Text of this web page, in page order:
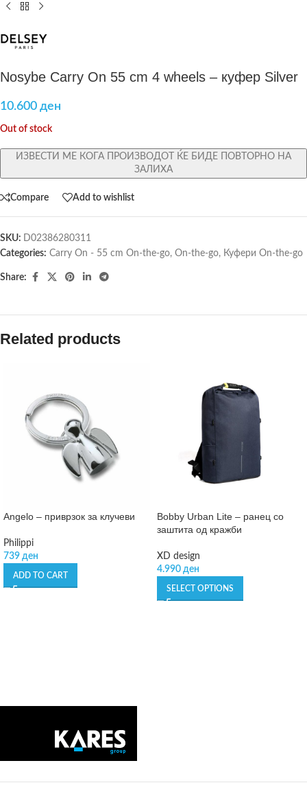
Nosybe Carry On 55 cm 4 wheels – куфер Silver
10.600 ден
Out of stock
ИЗВЕСТИ МЕ КОГА ПРОИЗВОДОТ ЌЕ БИДЕ ПОВТОРНО НА
ЗАЛИХА
Compare Add to wishlist
SKU: D02386280311
Categories: Carry On - 55 cm On-the-go, On-the-go, Куфери On-the-go
Share:
Related products
Angelo – приврзок за клучеви
Philippi
739 ден
ADD TO CART
Bobby Urban Lite – ранец со
заштита од кражби
XD design
4.990 ден
SELECT OPTIONS